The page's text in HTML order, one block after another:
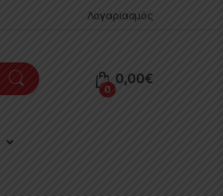
Λογαριασμός
0
0,00€